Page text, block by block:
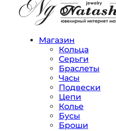
Магазин
Кольца
Серьги
Браслеты
Часы
Подвески
Цепи
Колье
Бусы
Броши